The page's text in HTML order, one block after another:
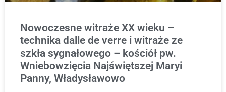
Nowoczesne witraże XX wieku –
technika dalle de verre i witraże ze
szkła sygnałowego – kościół pw.
Wniebowzięcia Najświętszej Maryi
Panny, Władysławowo